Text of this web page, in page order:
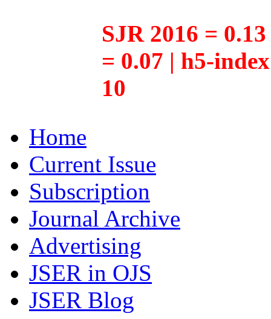
SJR 2016 =
= 0.07 | h5-
10
Home
Current Issue
Subscription
Journal Archive
Advertising
JSER in OJS
JSER Blog